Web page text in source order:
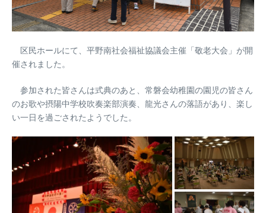
区民ホールにて、平野南社会福祉協議会主催「敬老大会」が開
催されました。
参加された皆さんは式典のあと、常磐会幼稚園の園児の皆さん
のお歌や摂陽中学校吹奏楽部演奏、龍光さんの落語があり、楽し
い一日を過ごされたようでした。